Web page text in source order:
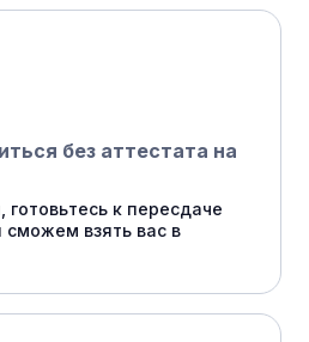
без аттестата на
готовьтесь к пересдаче
взять вас в